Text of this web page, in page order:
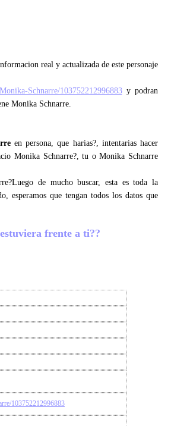
real y actualizada de este personaje
Schnarre/103752212996883y podran
Monika Schnarre.
en persona, que harias?, intentarias hacer
Monika Schnarre?, tu o Monika Schnarre
de mucho buscar, esta es toda la
esperamos que tengan todos los datos que
frente a ti??
103752212996883